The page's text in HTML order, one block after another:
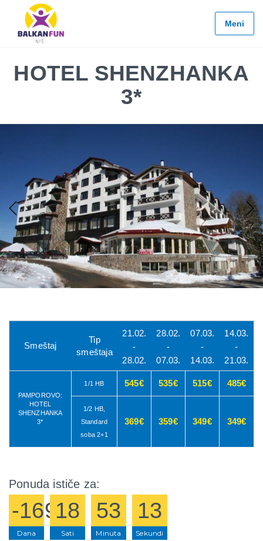
Travel
2026
INFO
Meni
HOTEL SHENZHANKA
3*
Previous Next
Smeštaj
Tip
smeštaja
21.02.
-
28.02.
28.02.
-
07.03.
07.03.
-
14.03.
14.03.
-
21.03.
PAMPOROVO:
HOTEL
SHENZHANKA
3*
1/1 HB 545€ 535€ 515€ 485€
1/2 HB,
Standard
soba 2+1
369€ 359€ 349€ 349€
Ponuda ističe za:
-1693
Dana
18
Sati
53
Minuta
13
Sekundi